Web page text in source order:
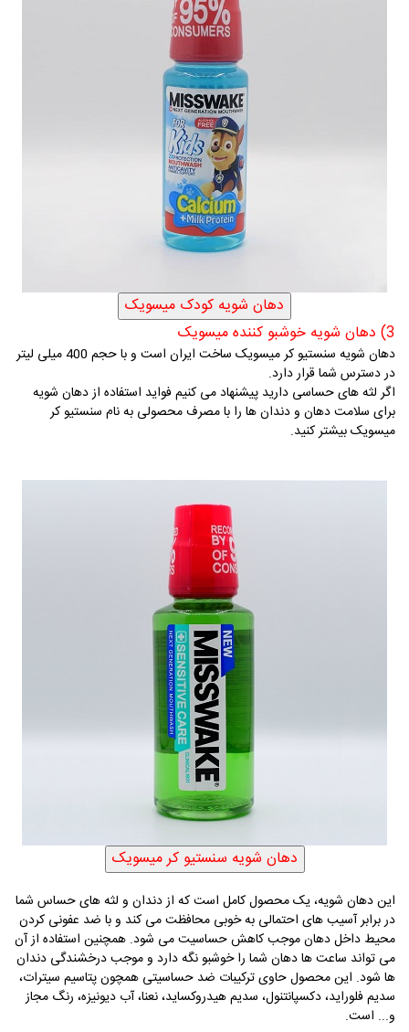
3) دهان شویه خوشبو کننده میسویک
ده
ان شویه سنستیو کر میسویک ساخت ایران است و با حجم 400 میلی لیتر
در دسترس شما قرار دارد.
اگر لثه های حساسی دارید پیشنهاد می کنیم فواید استفاده از دهان شویه
برای سلامت دهان و دندان ها را با مصرف محصولی به نام سنستیو کر
میسویک بیشتر کنید.
این دهان شویه، یک محصول کامل است که از دندان و لثه های حساس شما
در برابر آسیب های احتمالی به خوبی محافظت می کند و با ضد عفونی کردن
محیط داخل دهان موجب کاهش حساسیت می شود. همچنین استفاده از آن
می تواند ساعت ها دهان شما را خوشبو نگه دارد و موجب درخشندگی دندان
ها شود. این محصول حاوی ترکیبات ضد حساسیتی همچون پتاسیم سیترات،
سدیم فلوراید، دکسپانتنول، سدیم هیدروکساید، نعنا، آب دیونیزه، رنگ مجاز
و... است.